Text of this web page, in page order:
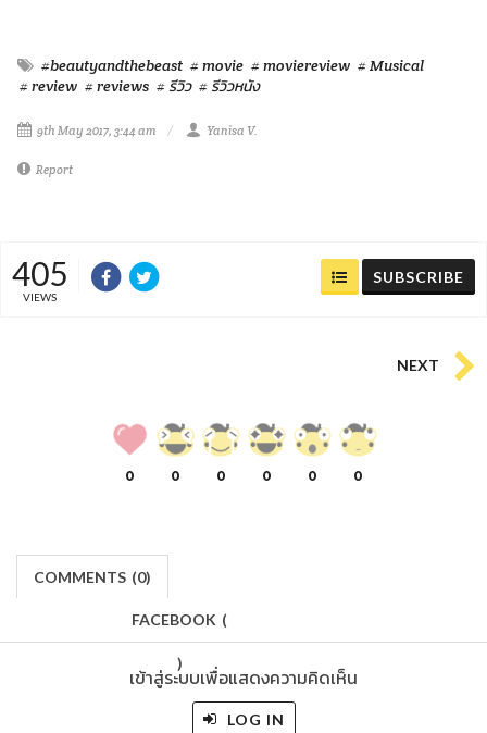
#beautyandthebeast # movie # moviereview # Musical
# review # reviews # รีวิว # รีวิวหนัง
9th May 2017, 3:44 am Yanisa V.
Report
405
VIEWS
SUBSCRIBE
NEXT
0 0 0 0 0 0
COMMENTS (0)
FACEBOOK (
)
เข้าสู่ระบบเพื่อแสดงความคิดเห็น
LOG IN